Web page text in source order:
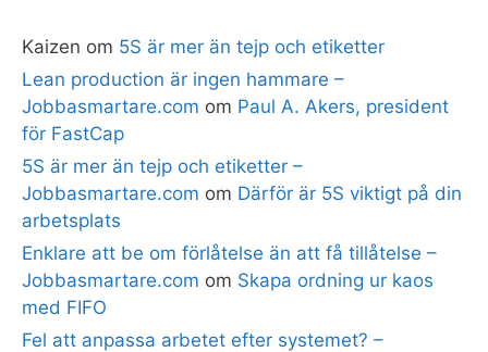
Kaizen om 5S är mer än tejp och etiketter
Lean production är ingen hammare –
Jobbasmartare.com om Paul A. Akers, president
för FastCap
5S är mer än tejp och etiketter –
Jobbasmartare.com om Därför är 5S viktigt på din
arbetsplats
Enklare att be om förlåtelse än att få tillåtelse –
Jobbasmartare.com om Skapa ordning ur kaos
med FIFO
Fel att anpassa arbetet efter systemet? –